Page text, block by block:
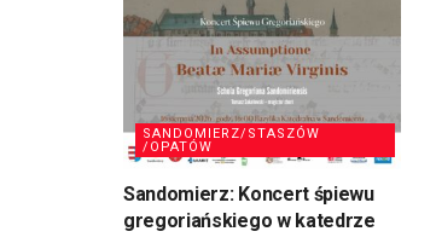
SANDOMIERZ/STASZÓW
/OPATÓW
Sandomierz: Koncert śpiewu
gregoriańskiego w katedrze